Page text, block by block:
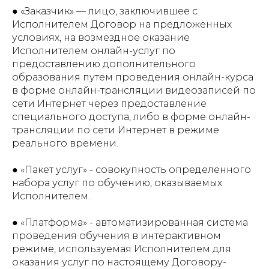
● «Заказчик» — лицо, заключившее с
Исполнителем Договор на предложенных
условиях, на возмездное оказание
Исполнителем онлайн-услуг по
предоставлению дополнительного
образования путем проведения онлайн-курса
в форме онлайн-трансляции видеозаписей по
сети Интернет через предоставление
специального доступа, либо в форме онлайн-
трансляции по сети Интернет в режиме
реального времени.
● «Пакет услуг» - совокупность определенного
набора услуг по обучению, оказываемых
Исполнителем.
● «Платформа» - автоматизированная система
проведения обучения в интерактивном
режиме, используемая Исполнителем для
оказания услуг по настоящему Договору-